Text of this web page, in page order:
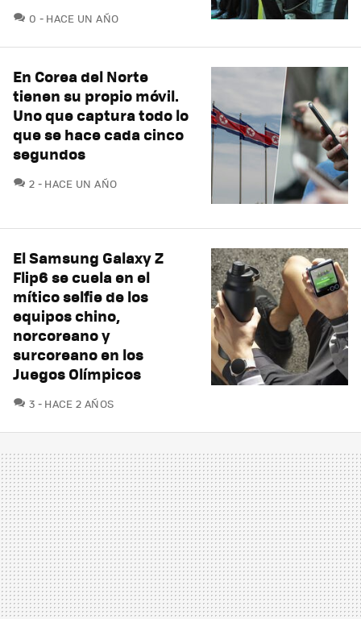
0 COMENTARIOS
HACE UN AÑO
En Corea del Norte
tienen su propio móvil.
Uno que captura todo lo
que se hace cada cinco
segundos
2 COMENTARIOS
HACE UN AÑO
El Samsung Galaxy Z
Flip6 se cuela en el
mítico selfie de los
equipos chino,
norcoreano y
surcoreano en los
Juegos Olímpicos
3 COMENTARIOS
HACE 2 AÑOS